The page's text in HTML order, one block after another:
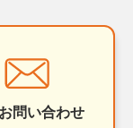
お問い合わせ